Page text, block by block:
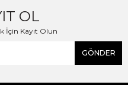
OL
İçin Kayıt Olun
GÖNDER